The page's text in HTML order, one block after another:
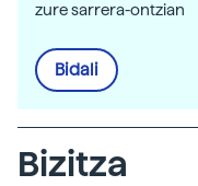
zure sarrera-ontzian
Bidali
Bizitza